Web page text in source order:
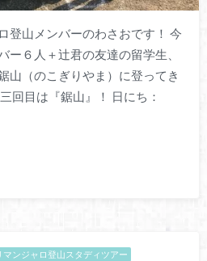
登山メンバーのわさおです！ 今
ー６人＋辻君の友達の留学生、
山（のこぎりやま）に登ってき
回目は『鋸山』！ 日にち：
マンジャロ登山スタディツアー